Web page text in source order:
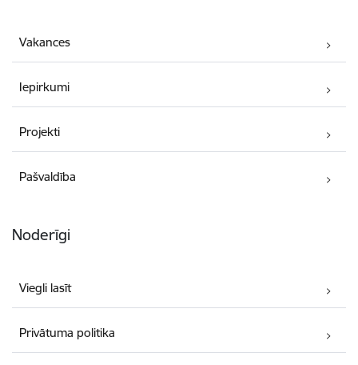
Vakances
Iepirkumi
Projekti
Pašvaldība
Noderīgi
Viegli lasīt
Privātuma politika